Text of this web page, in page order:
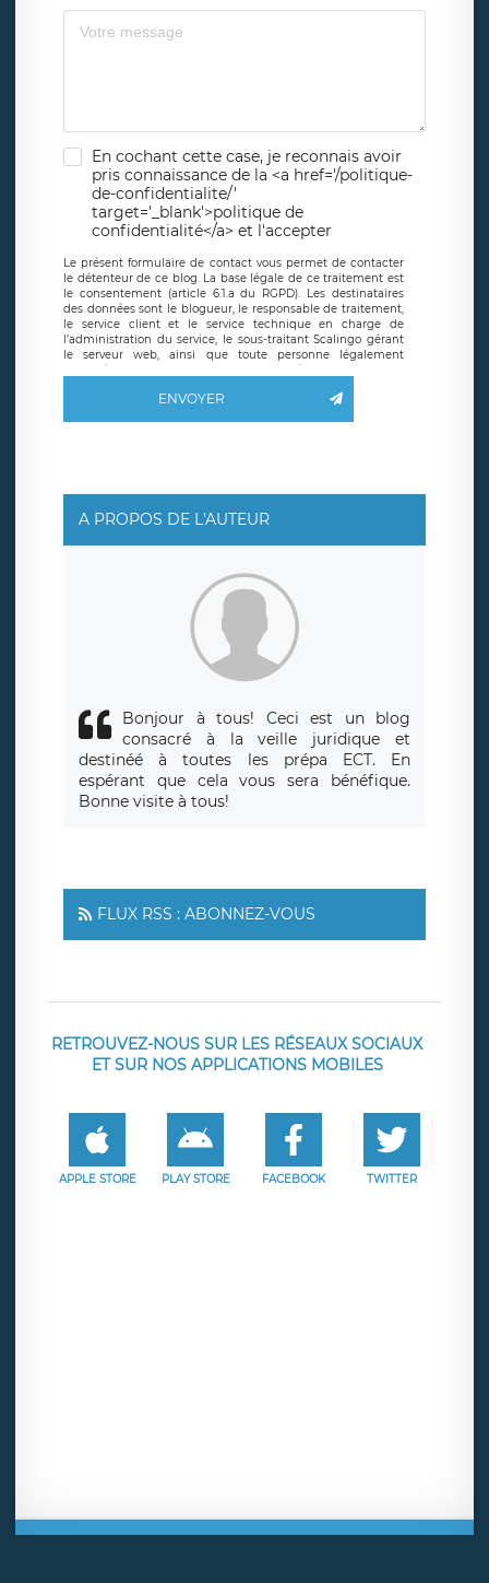
En cochant cette case, je reconnais avoir
pris connaissance de la <a href='/politique-
de-confidentialite/'
target='_blank'>politique de
confidentialité</a> et l'accepter
Le présent formulaire de contact vous permet de contacter
le détenteur de ce blog. La base légale de ce traitement est
le consentement (article 6.1.a du RGPD). Les destinataires
des données sont le blogueur, le responsable de traitement,
le service client et le service technique en charge de
l’administration du service, le sous-traitant Scalingo gérant
le serveur web, ainsi que toute personne légalement
autorisée. Le formulaire de contact à destination du
basé en France et offrant des
clauses de protection
limitation du traitement relatif à vos données à caractère
données. Vous pouvez exercer ces droits auprès du délégué
de traitement est la société LÉGAVOX, sis 9 rue Léopold
Sédar Senghor, joignable à l’adresse mail :
responsabledetraitement@legavox.fr. Vous avez également
le droit d’introduire une réclamation auprès d’une autorité
ENVOYER
A PROPOS DE L'AUTEUR
Bonjour à tous! Ceci est un blog
consacré à la veille juridique et
destinéé à toutes les prépa ECT. En
espérant que cela vous sera bénéfique.
Bonne visite à tous!
FLUX RSS : ABONNEZ-VOUS
RETROUVEZ-NOUS SUR LES RÉSEAUX SOCIAUX
ET SUR NOS APPLICATIONS MOBILES
APPLE STORE PLAY STORE FACEBOOK TWITTER